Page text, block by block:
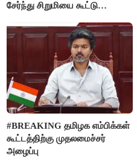
சேர்ந்து சிறுமியை கூட்டு
செய்த கொடூரம்
#BREAKING தமிழக எம்பிக்கள்
கூட்டத்திற்கு முதலமைச்சர்
அழைப்பு